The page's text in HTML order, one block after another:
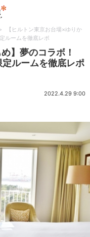
【ヒルトン東京お台場×ゆりか
ルームを徹底レポ
】夢のコラボ！
定ルームを徹底レポ
2022.4.29 9:00